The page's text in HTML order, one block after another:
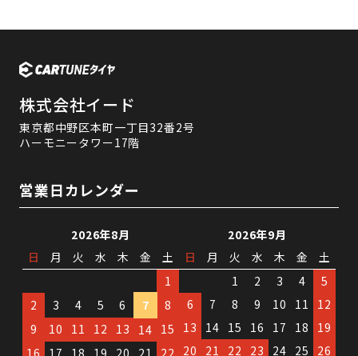
株式会社イード
東京都中野区本町一丁目32番2号
ハーモニータワー17階
営業日カレンダー
2026年8月
日
月 火 水 木 金
土
1
2
3 4 5 6 7
8
9
10 11 12 13 14 15
16
17 18 19 20 21
22
2026年9月
日
月 火 水 木 金
土
1
2 3 4
5
6
7 8 9 10 11
12
13
14 15 16 17 18
19
20
21 22 23 24 25
26